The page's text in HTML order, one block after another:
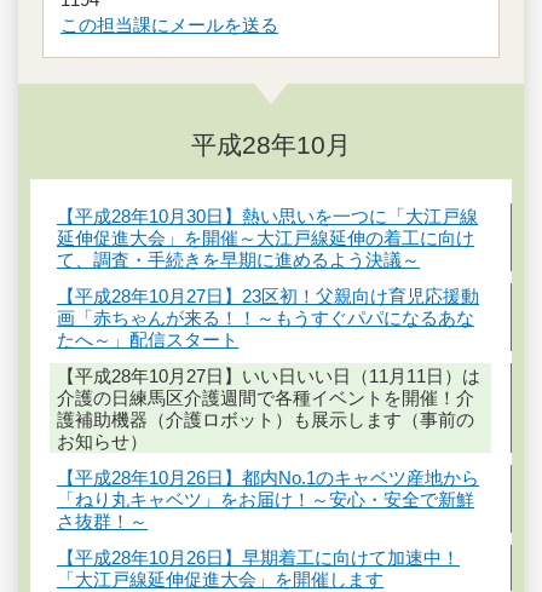
この担当課にメールを送る
平成28年10月
【平成28年10月30日】熱い思いを一つに「大江戸線
延伸促進大会」を開催～大江戸線延伸の着工に向け
て、調査・手続きを早期に進めるよう決議～
【平成28年10月27日】23区初！父親向け育児応援動
画「赤ちゃんが来る！！～もうすぐパパになるあな
たへ～」配信スタート
【平成28年10月27日】いい日いい日（11月11日）は
介護の日練馬区介護週間で各種イベントを開催！介
護補助機器（介護ロボット）も展示します（事前の
お知らせ）
【平成28年10月26日】都内No.1のキャベツ産地から
「ねり丸キャベツ」をお届け！～安心・安全で新鮮
さ抜群！～
【平成28年10月26日】早期着工に向けて加速中！
「大江戸線延伸促進大会」を開催します